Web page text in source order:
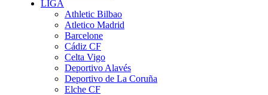
LIGA
Athletic Bilbao
Atletico Madrid
Barcelone
Cádiz CF
Celta Vigo
Deportivo Alavés
Deportivo de La Coruña
Elche CF